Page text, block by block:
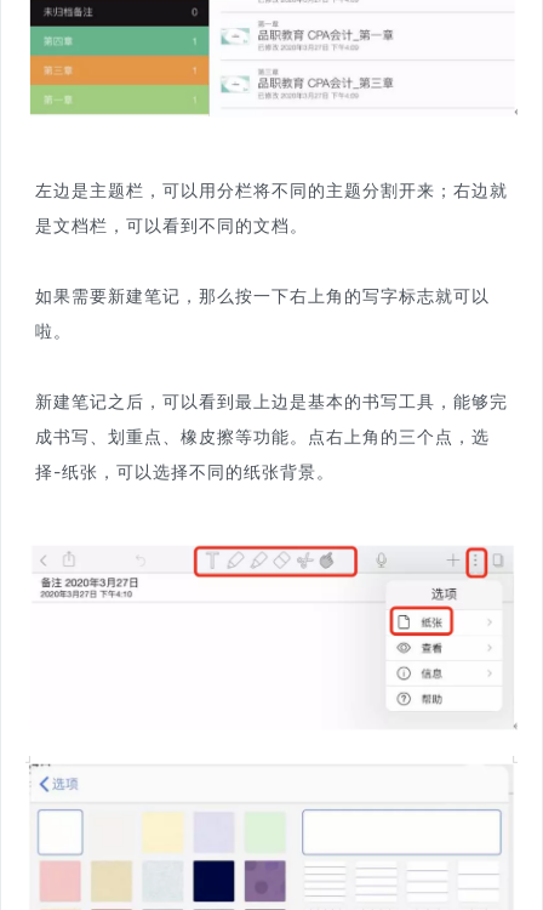
左边是主题栏，可以用分栏将不同的主题分割开来；右边就
是文档栏，可以看到不同的文档。
如果需要新建笔记，那么按一下右上角的写字标志就可以
啦。
新建笔记之后，可以看到最上边是基本的书写工具，能够完
成书写、划重点、橡皮擦等功能。点右上角的三个点，选
择-纸张，可以选择不同的纸张背景。